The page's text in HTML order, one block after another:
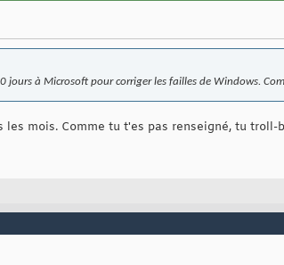
jours à Microsoft pour corriger les failles de Windows.
les mois. Comme tu t'es pas renseigné, tu troll-